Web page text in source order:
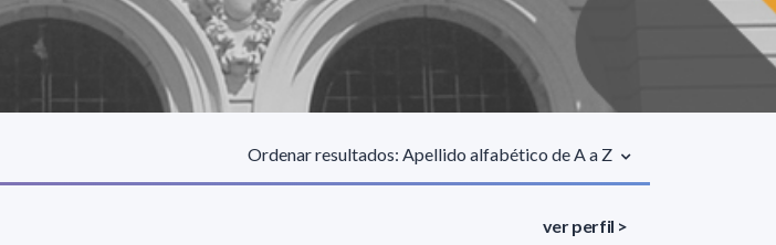
Ordenar resultados: Apellido alfabético de A a Z
ver perfil >